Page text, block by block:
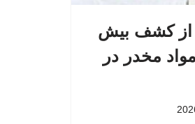
از کشف بیش
مواد مخدر در